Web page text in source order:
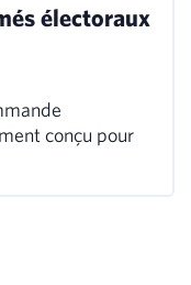
électoraux
conçu pour